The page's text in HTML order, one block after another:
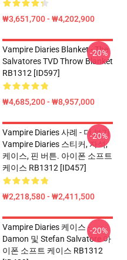
₩3,651,700 - ₩4,202,900
Vampire Diaries Blanket - The
Salvatores TVD Throw Blanket
RB1312 [ID597]
₩4,685,200 - ₩8,957,000
-20%
Vampire Diaries 사례 - 더 보기
Vampire Diaries 스티커, 자석,
케이스, 핀 버튼. 아이폰 소프트
케이스 RB1312 [ID457]
₩2,218,580 - ₩2,411,500
-20%
Vampire Diaries 케이스 -
Damon 및 Stefan Salvatore 아
이폰 소프트 케이스 RB1312
-20%